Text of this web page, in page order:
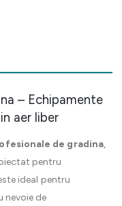
– Echipamente
aer liber
de gradina,
pentru
ideal pentru
nevoie de